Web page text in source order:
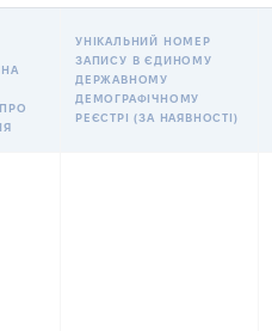
УНІКАЛЬНИЙ НОМЕР
ЗАПИСУ В ЄДИНОМУ
ДЕРЖАВНОМУ
ДЕМОГРАФІЧНОМУ
РЕЄСТРІ (ЗА НАЯВНОСТІ)